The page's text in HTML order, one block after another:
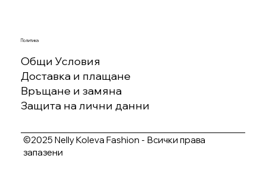
Политика
Общи Условия
Доставка и плащане
Връщане и замяна
Защита на лични данни
©2025 Nelly Koleva Fashion - Всички права
запазени